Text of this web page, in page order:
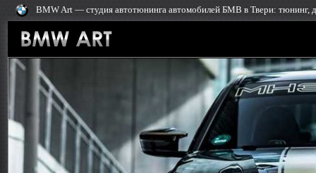
BMW Art — cтудия автотюнинга автомобилей БМВ в Твери: тюнинг,